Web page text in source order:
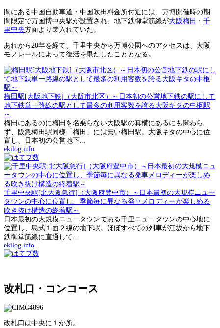
間にある中国自動車道・中国吹田料金所付近には、万博開催時の期
間限定で万国博中央駅が設置され、地下鉄御堂筋線が大阪梅田 ・ 千
里中央方面より乗入れていた。
あれから20年を経て、千里中央から万博公園へのアクセスは、大阪
モノレールによって復活を果たしたこととなる。
梅田駅[大阪地下鉄]（大阪市北区）～日本初の公営地下鉄の駅にして
地下鉄単一路線の駅として最多の利用客数を誇る大阪キタの中枢駅
～
梅田にあるのに梅田を名乗らない大阪駅の真横にあるにも関わら
ず、阪急梅田駅同様「梅田」には無い梅田駅。大阪キタの中心に位
置し、日本初の公営地下...
ekilog.info
千里中央駅[北大阪急行]（大阪府豊中市）～日本最初の大規模ニュー
タウンの中心に位置し、季節毎に異なる発車メロディーが楽しめる
吹き抜け構造の終着駅～
日本最初の大規模ニュータウンである千里ニュータウンの中心地に
位置し、島式１面２線の地下駅。ほぼすべての列車が江坂から地下
鉄御堂筋線に直通して...
ekilog.info
改札口・コンコース
改札口は中央に１か所。